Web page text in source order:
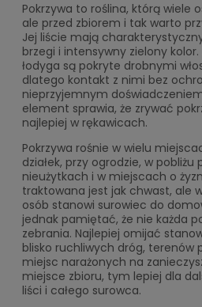
Pokrzywa to roślina, którą wiele
ale przed zbiorem i tak warto
Jej liście mają
brzegi i intensywny zielony
łodyga są pokryte drobnymi
dlatego kontakt z nimi bez
nieprzyjemnym
element sprawia, że zrywać
najlepiej w rękawicach.
Pokrzywa rośnie w wielu
działek, przy ogrodzie, w pobliżu
nieużytkach i w miejscach o
traktowana jest jak chwast, ale
osób stanowi surowiec do
jednak pamiętać, że nie każda
zebrania. Najlepiej omijać
blisko ruchliwych dróg, terenów
miejsc narażonych na
miejsce zbioru, tym lepiej dla
liści i całego surowca.